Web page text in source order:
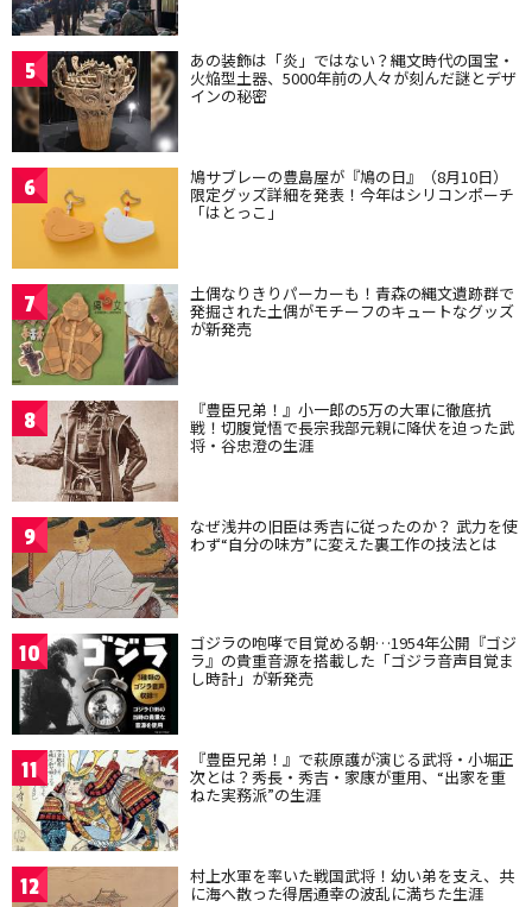
5 あの装飾は「炎」ではない？縄文時代の国宝・
火焔型土器、5000年前の人々が刻んだ謎とデザ
インの秘密
6 鳩サブレーの豊島屋が『鳩の日』（8月10日）
限定グッズ詳細を発表！今年はシリコンポーチ
「はとっこ」
7 土偶なりきりパーカーも！青森の縄文遺跡群で
発掘された土偶がモチーフのキュートなグッズ
が新発売
8 『豊臣兄弟！』小一郎の5万の大軍に徹底抗
戦！切腹覚悟で長宗我部元親に降伏を迫った武
将・谷忠澄の生涯
9 なぜ浅井の旧臣は秀吉に従ったのか？ 武力を使
わず“自分の味方”に変えた裏工作の技法とは
10 ゴジラの咆哮で目覚める朝…1954年公開『ゴジ
ラ』の貴重音源を搭載した「ゴジラ音声目覚ま
し時計」が新発売
11 『豊臣兄弟！』で萩原護が演じる武将・小堀正
次とは？秀長・秀吉・家康が重用、“出家を重
ねた実務派”の生涯
12 村上水軍を率いた戦国武将！幼い弟を支え、共
に海へ散った得居通幸の波乱に満ちた生涯